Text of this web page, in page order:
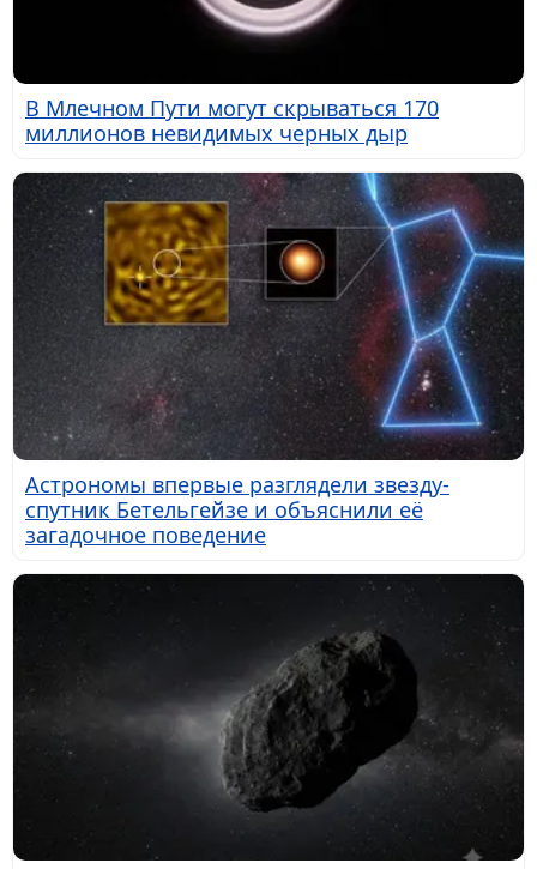
В Млечном Пути могут скрываться 170
миллионов невидимых черных дыр
Астрономы впервые разглядели звезду-
спутник Бетельгейзе и объяснили её
загадочное поведение